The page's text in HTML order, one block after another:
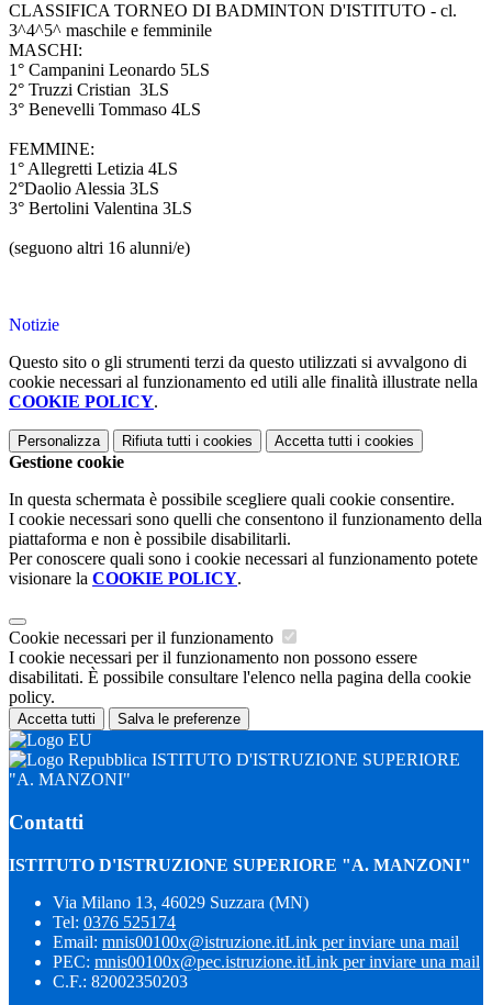
CLASSIFICA TORNEO DI BADMINTON D'ISTITUTO - cl.
3^4^5^ maschile e femminile
MASCHI:
1° Campanini Leonardo 5LS
2° Truzzi Cristian 3LS
3° Benevelli Tommaso 4LS
FEMMINE:
1° Allegretti Letizia 4LS
2°Daolio Alessia 3LS
3° Bertolini Valentina 3LS
(seguono altri 16 alunni/e)
Notizie
Questo sito o gli strumenti terzi da questo utilizzati si avvalgono di
cookie necessari al funzionamento ed utili alle finalità illustrate nella
COOKIE POLICY.
Personalizza Rifiuta tutti i cookies Accetta tutti i cookies
Gestione cookie
In questa schermata è possibile scegliere quali cookie consentire.
I cookie necessari sono quelli che consentono il funzionamento della
piattaforma e non è possibile disabilitarli.
Per conoscere quali sono i cookie necessari al funzionamento potete
visionare la COOKIE POLICY.
Cookie necessari per il funzionamento
I cookie necessari per il funzionamento non possono essere
disabilitati. È possibile consultare l'elenco nella pagina della cookie
policy.
Accetta tutti Salva le preferenze
ISTITUTO D'ISTRUZIONE SUPERIORE
"A. MANZONI"
Contatti
ISTITUTO D'ISTRUZIONE SUPERIORE "A. MANZONI"
Via Milano 13, 46029 Suzzara (MN)
Tel: 0376 525174
Email: mnis00100x@istruzione.itLink per inviare una mail
PEC: mnis00100x@pec.istruzione.itLink per inviare una mail
C.F.: 82002350203